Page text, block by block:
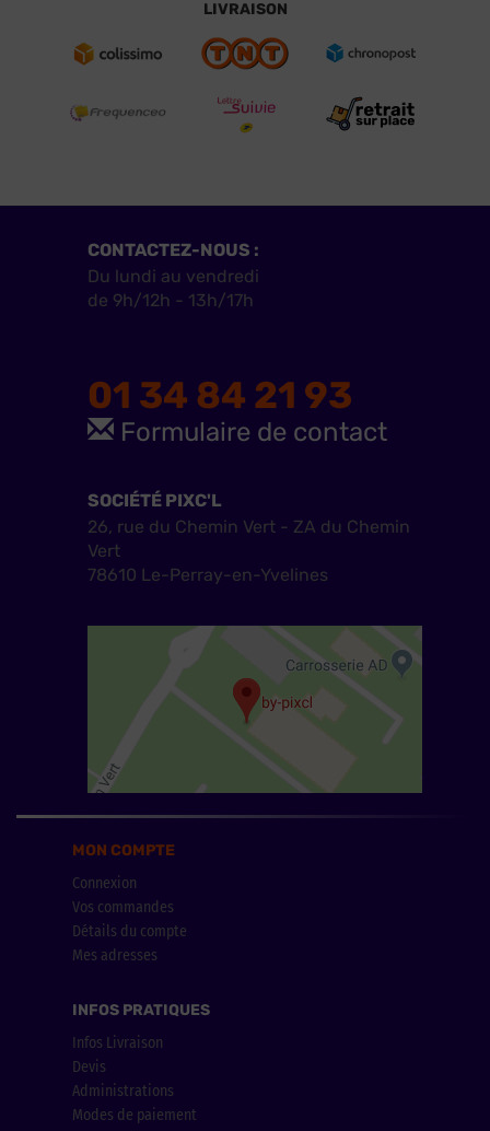
LIVRAISON
CONTACTEZ-NOUS :
Du lundi au vendredi
de 9h/12h - 13h/17h
01 34 84 21 93
Formulaire de contact
SOCIÉTÉ PIXC'L
26, rue du Chemin Vert - ZA du Chemin
Vert
78610 Le-Perray-en-Yvelines
MON COMPTE
Connexion
Vos commandes
Détails du compte
Mes adresses
INFOS PRATIQUES
Infos Livraison
Devis
Administrations
Modes de paiement